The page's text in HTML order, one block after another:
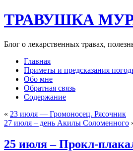
ТРАВУШКА
Блог о лекарственных травах,
Главная
Приметы и предсказания
Обо мне
Обратная связь
Содержание
« 23 июля — Громоносец. Рясочник
27 июля – день Акилы Соломенного
25 июля – Прокл-